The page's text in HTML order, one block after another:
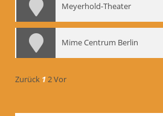
Meyerhold-Theater
Mime Centrum Berlin
Zurück 12Vor